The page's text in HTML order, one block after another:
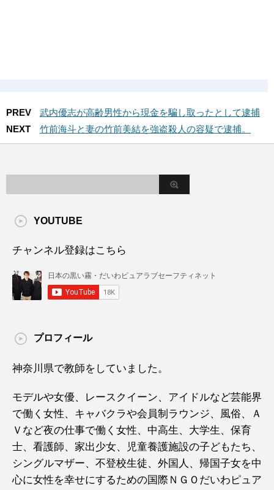
PREV
武内優志が高齢男性から現金を騙し取ったとして逮捕
NEXT
竹前海斗と妻の竹前美結を強盗殺人の容疑で逮捕。
YOUTUBE
チャンネル登録はこちら
プロフィール
神奈川県で教師をしていました。
モデルや女優、レースクイーン、アイドルなど芸能界
で働く女性、キャバクラや会員制ラウンジ、風俗、Ａ
Ｖなど夜の仕事で働く女性、中高生、大学生、保育
士、看護師、家出少女、児童養護施設の子どもたち、
シングルマザー、不登校生徒、外国人、帰国子女を中
心に女性を幸せにするための国際ＮＧＯだいわピュア